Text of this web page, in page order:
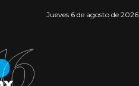
Jueves 6 de agosto de 2026